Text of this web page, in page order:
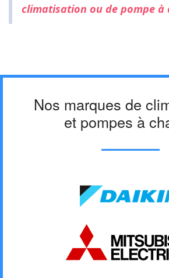
climatisation ou de pompe à
Nos marques de
et pompes à